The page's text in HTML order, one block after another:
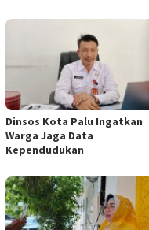
Dinsos Kota Palu Ingatkan
Warga Jaga Data
Kependudukan